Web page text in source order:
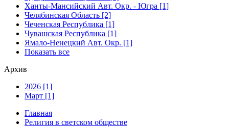
Ханты-Мансийский Авт. Окр. - Югра [1]
Челябинская Область [2]
Чеченская Республика [1]
Чувашская Республика [1]
Ямало-Ненецкий Авт. Окр. [1]
Показать все
Архив
2026 [1]
Март [1]
Главная
Религия в светском обществе